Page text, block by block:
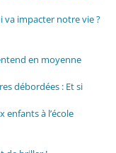
impacter notre vie ?
en moyenne
débordées : Et si
enfants à l’école